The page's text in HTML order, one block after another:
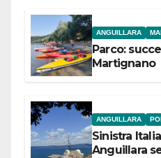
ANGUILLARA
Parco:
Martignano
ANGUILLARA
Sinistra
Anguillara